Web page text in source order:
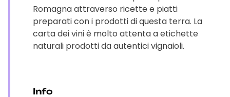
Romagna attraverso ricette e piatti
preparati con i prodotti di questa terra. La
carta dei vini è molto attenta a etichette
naturali prodotti da autentici vignaioli.
Info